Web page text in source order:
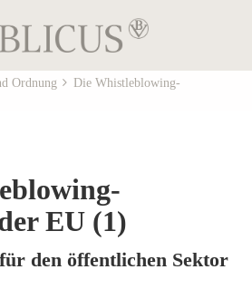
Ordnung
Die Whistleblowing-
EU (1)
den öffentlichen Sektor